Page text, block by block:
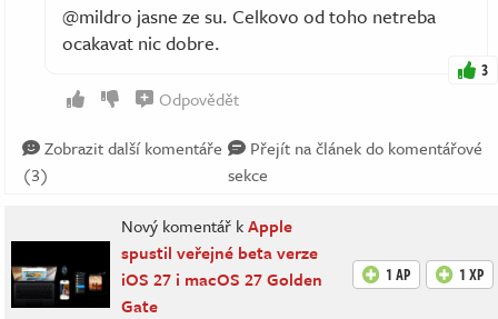
@mildro jasne ze su. Celkovo od toho netreba
ocakavat nic dobre.
3
Odpovědět
Zobrazit další komentáře
(3)
Přejít na článek do komentářové
sekce
Nový komentář kApple
spustil veřejné beta verze
iOS 27 i macOS 27 Golden
Gate
1 AP 1 XP